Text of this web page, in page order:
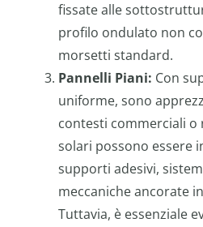
fissate alle
profilo ondulato non
morsetti standard.
Pannelli Piani: Con
uniforme, sono
contesti commerciali o
solari possono essere
supporti adesivi,
meccaniche ancorate
Tuttavia, è essenziale